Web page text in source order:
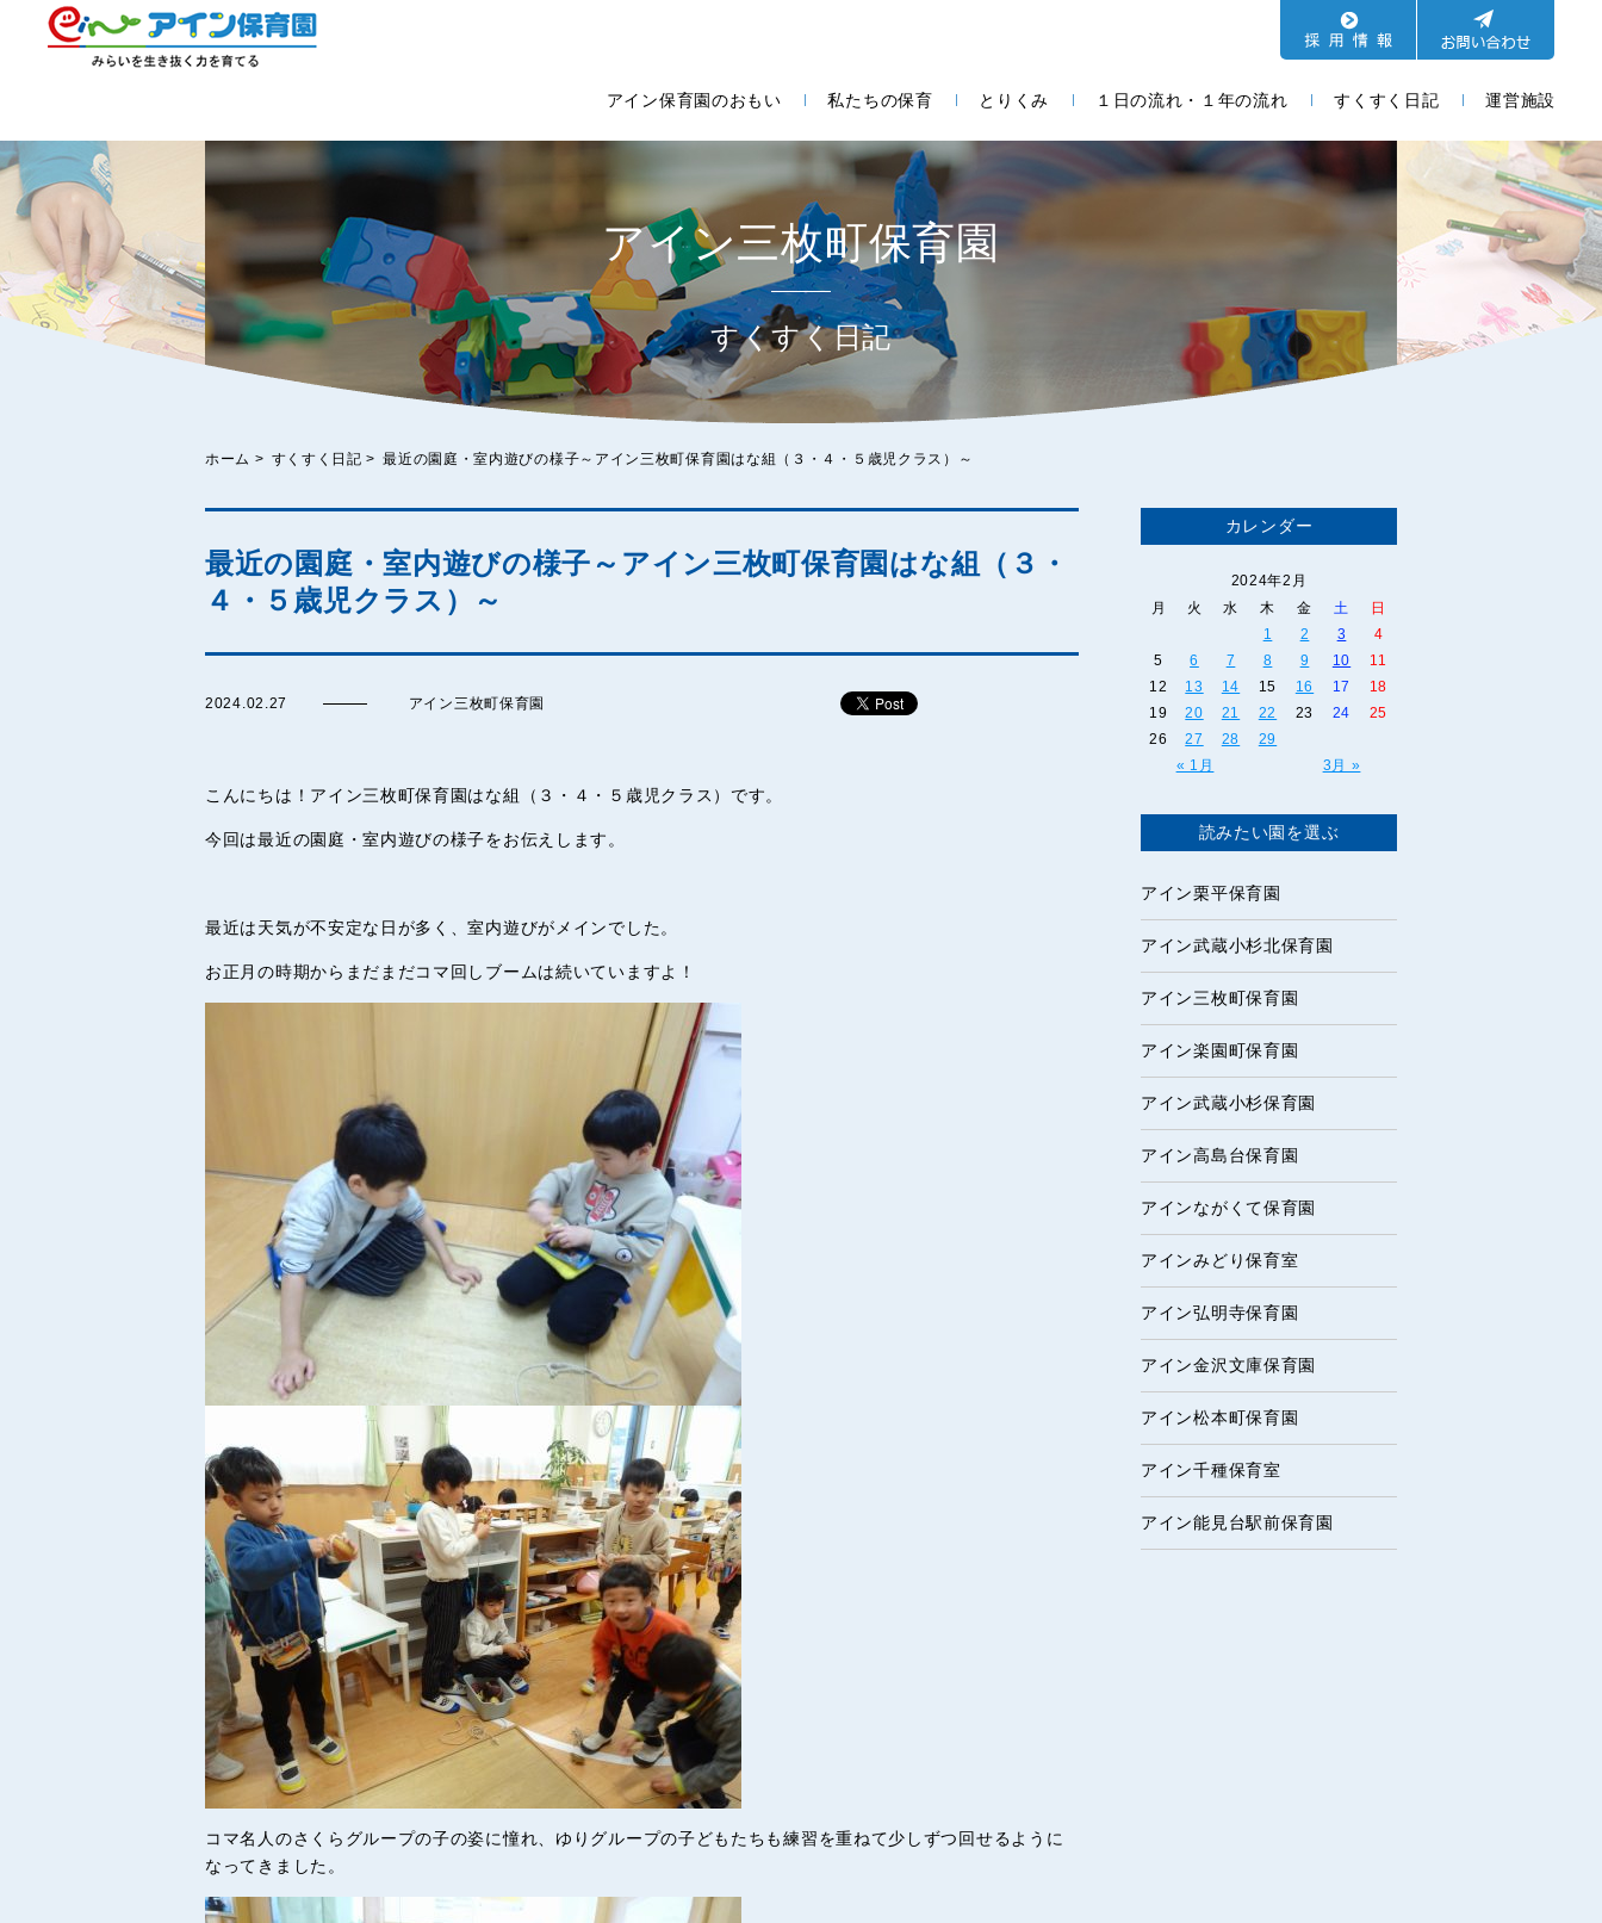
アイン保育園のおもい 私たちの保育 とりくみ １日の流れ・１年の流れ すくすく日記 運営施設
アイン三枚町保育園
すくすく日記
ホーム > すくすく日記 > 最近の園庭・室内遊びの様子～アイン三枚町保育園はな組（３・４・５歳児クラス）～
最近の園庭・室内遊びの様子～アイン三枚町保育園はな組（３・
４・５歳児クラス）～
2024.02.27 アイン三枚町保育園
こんにちは！アイン三枚町保育園はな組（３・４・５歳児クラス）です。
今回は最近の園庭・室内遊びの様子をお伝えします。
最近は天気が不安定な日が多く、室内遊びがメインでした。
お正月の時期からまだまだコマ回しブームは続いていますよ！
コマ名人のさくらグループの子の姿に憧れ、ゆりグループの子どもたちも練習を重ねて少しずつ回せるように
なってきました。
カレンダー
2024年2月
月
火 水 木 金 土 日
« 1月 3月 »
1 2 3
4
5
6 7 8 9 10
11
12
13 14 15 16 17
18
19
20 21 22 23 24
25
26
27 28 29
読みたい園を選ぶ
アイン栗平保育園
アイン武蔵小杉北保育園
アイン三枚町保育園
アイン楽園町保育園
アイン武蔵小杉保育園
アイン高島台保育園
アインながくて保育園
アインみどり保育室
アイン弘明寺保育園
アイン金沢文庫保育園
アイン松本町保育園
アイン千種保育室
アイン能見台駅前保育園